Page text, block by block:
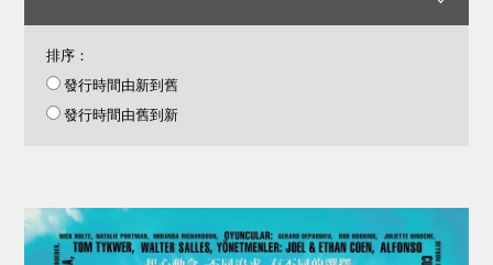
排序：
發行時間由新到舊
發行時間由舊到新